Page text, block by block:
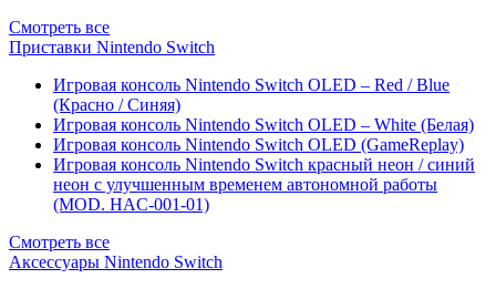
Смотреть все
Приставки Nintendo Switch
Игровая консоль Nintendo Switch OLED – Red / Blue
(Красно / Синяя)
Игровая консоль Nintendo Switch OLED – White (Белая)
Игровая консоль Nintendo Switch OLED (GameReplay)
Игровая консоль Nintendo Switch красный неон / синий
неон с улучшенным временем автономной работы
(MOD. HAC-001-01)
Смотреть все
Аксессуары Nintendo Switch